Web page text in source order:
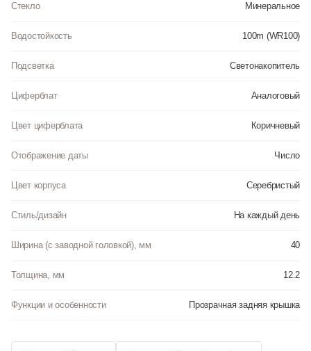
Стекло Минеральное
Водостойкость 100m (WR100)
Подсветка Светонакопитель
Циферблат Аналоговый
Цвет циферблата Коричневый
Отображение даты Число
Цвет корпуса Серебристый
Стиль/дизайн На каждый день
Ширина (с заводной головкой), мм 40
Толщина, мм 12.2
Функции и особенности Прозрачная задняя крышка